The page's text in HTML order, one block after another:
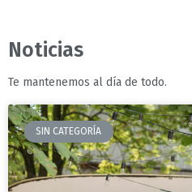
Noticias
Te mantenemos al día de todo.
SIN CATEGORÍA